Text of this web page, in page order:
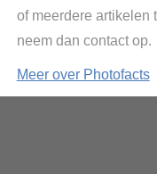
of meerdere artikelen
neem dan contact op.
Meer over Photofacts